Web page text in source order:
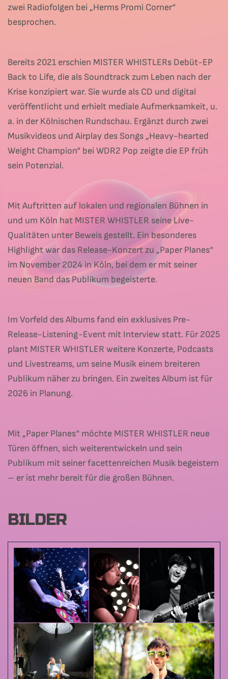
zwei Radiofolgen bei „Herms Promi Corner“
besprochen.
Bereits 2021 erschien MISTER WHISTLERs Debüt-EP
Back to Life, die als Soundtrack zum Leben nach der
Krise konzipiert war. Sie wurde als CD und digital
veröffentlicht und erhielt mediale Aufmerksamkeit, u.
a. in der Kölnischen Rundschau. Ergänzt durch zwei
Musikvideos und Airplay des Songs „Heavy-hearted
Weight Champion“ bei WDR2 Pop zeigte die EP früh
sein Potenzial.
Mit Auftritten auf lokalen und regionalen Bühnen in
und um Köln hat MISTER WHISTLER seine Live-
Qualitäten unter Beweis gestellt. Ein besonderes
Highlight war das Release-Konzert zu „Paper Planes“
im November 2024 in Köln, bei dem er mit seiner
neuen Band das Publikum begeisterte.
Im Vorfeld des Albums fand ein exklusives Pre-
Release-Listening-Event mit Interview statt. Für 2025
plant MISTER WHISTLER weitere Konzerte, Podcasts
und Livestreams, um seine Musik einem breiteren
Publikum näher zu bringen. Ein zweites Album ist für
2026 in Planung.
Mit „Paper Planes“ möchte MISTER WHISTLER neue
Türen öffnen, sich weiterentwickeln und sein
Publikum mit seiner facettenreichen Musik begeistern
– er ist mehr bereit für die großen Bühnen.
BILDER